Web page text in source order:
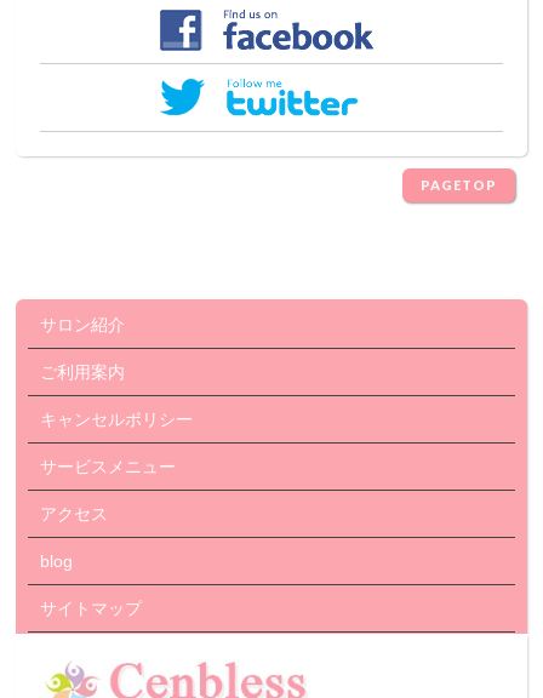
PAGETOP
サロン紹介
ご利用案内
キャンセルポリシー
サービスメニュー
アクセス
blog
サイトマップ